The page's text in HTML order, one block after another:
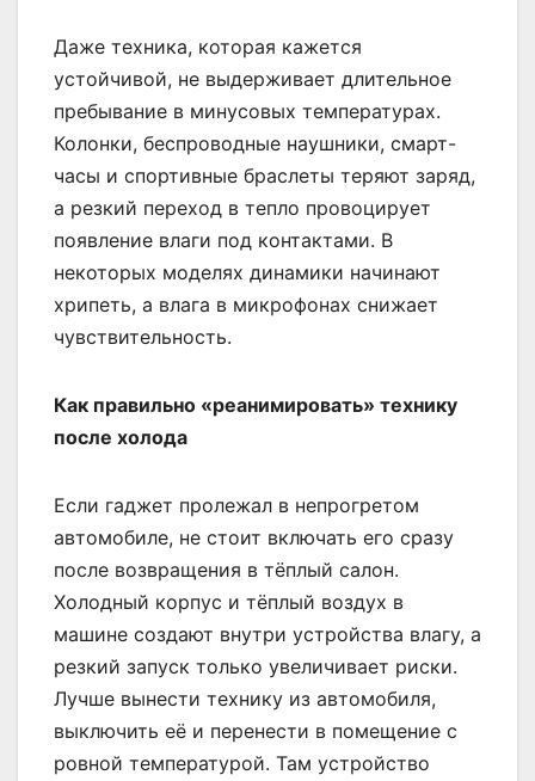
Даже техника, которая кажется
устойчивой, не выдерживает длительное
пребывание в минусовых температурах.
Колонки, беспроводные наушники, смарт-
часы и спортивные браслеты теряют заряд,
а резкий переход в тепло провоцирует
появление влаги под контактами. В
некоторых моделях динамики начинают
хрипеть, а влага в микрофонах снижает
чувствительность.
Как правильно «реанимировать» технику
после холода
Если гаджет пролежал в непрогретом
автомобиле, не стоит включать его сразу
после возвращения в тёплый салон.
Холодный корпус и тёплый воздух в
машине создают внутри устройства влагу, а
резкий запуск только увеличивает риски.
Лучше вынести технику из автомобиля,
выключить её и перенести в помещение с
ровной температурой. Там устройство